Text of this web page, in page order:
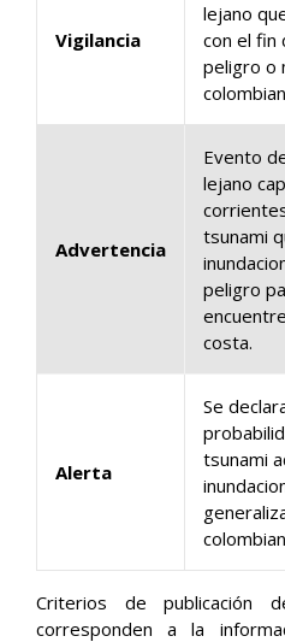
Vigilancia
lejano
con el fin
peligro o
Advertencia
Evento
lejano
tsunami
peligro
costa.
Alerta
Se
tsunami
Criterios de publicación
corresponden a la